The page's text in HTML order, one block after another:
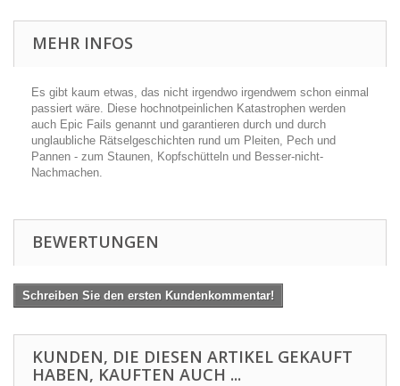
MEHR INFOS
Es gibt kaum etwas, das nicht irgendwo irgendwem schon einmal
passiert wäre. Diese hochnotpeinlichen Katastrophen werden
auch Epic Fails genannt und garantieren durch und durch
unglaubliche Rätselgeschichten rund um Pleiten, Pech und
Pannen - zum Staunen, Kopfschütteln und Besser-nicht-
Nachmachen.
BEWERTUNGEN
Schreiben Sie den ersten Kundenkommentar!
KUNDEN, DIE DIESEN ARTIKEL GEKAUFT
HABEN, KAUFTEN AUCH ...